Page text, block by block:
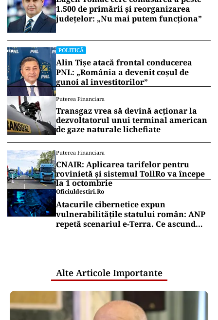
1.500 de primării și reorganizarea
județelor: „Nu mai putem funcționa”
POLITICĂ
Alin Tișe atacă frontal conducerea
PNL: „România a devenit coșul de
gunoi al investitorilor”
Puterea Financiara
Transgaz vrea să devină acționar la
dezvoltatorul unui terminal american
de gaze naturale lichefiate
Puterea Financiara
CNAIR: Aplicarea tarifelor pentru
rovinietă și sistemul TollRo va începe
la 1 octombrie
Oficiuldestiri.ro
Atacurile cibernetice expun
vulnerabilitățile statului român: ANP
repetă scenariul e‑Terra. Ce ascund
Alte Articole Importante